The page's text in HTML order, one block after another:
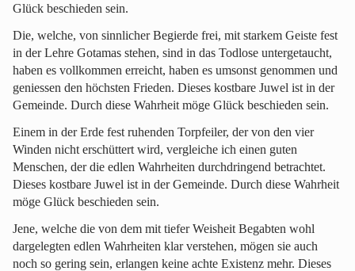
Glück beschieden sein.
Die, welche, von sinnlicher Begierde frei, mit starkem Geiste fest
in der Lehre Gotamas stehen, sind in das Todlose untergetaucht,
haben es vollkommen erreicht, haben es umsonst genommen und
geniessen den höchsten Frieden. Dieses kostbare Juwel ist in der
Gemeinde. Durch diese Wahrheit möge Glück beschieden sein.
Einem in der Erde fest ruhenden Torpfeiler, der von den vier
Winden nicht erschüttert wird, vergleiche ich einen guten
Menschen, der die edlen Wahrheiten durchdringend betrachtet.
Dieses kostbare Juwel ist in der Gemeinde. Durch diese Wahrheit
möge Glück beschieden sein.
Jene, welche die von dem mit tiefer Weisheit Begabten wohl
dargelegten edlen Wahrheiten klar verstehen, mögen sie auch
noch so gering sein, erlangen keine achte Existenz mehr. Dieses